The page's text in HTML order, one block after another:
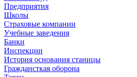
Предприятия
Школы
Страховые компании
Учебные заведения
Банки
Инспекции
История основания станицы
Граждансткая оборона